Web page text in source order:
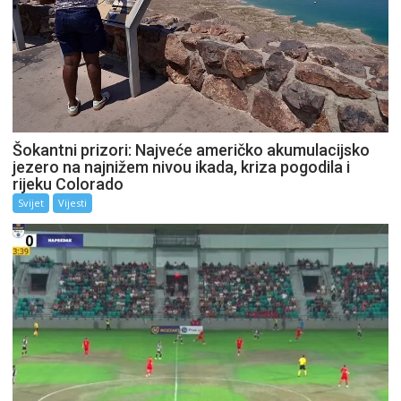
Šokantni prizori: Najveće američko akumulacijsko
jezero na najnižem nivou ikada, kriza pogodila i
rijeku Colorado
Svijet Vijesti